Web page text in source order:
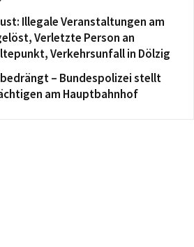
Illegale Veranstaltungen am
Verletzte Person an
Verkehrsunfall in Dölzig
– Bundespolizei stellt
am Hauptbahnhof